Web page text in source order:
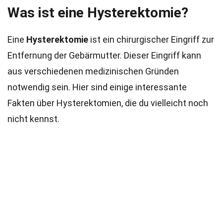
Was ist eine Hysterektomie?
Eine Hysterektomie ist ein chirurgischer Eingriff zur
Entfernung der Gebärmutter. Dieser Eingriff kann
aus verschiedenen medizinischen Gründen
notwendig sein. Hier sind einige interessante
Fakten über Hysterektomien, die du vielleicht noch
nicht kennst.